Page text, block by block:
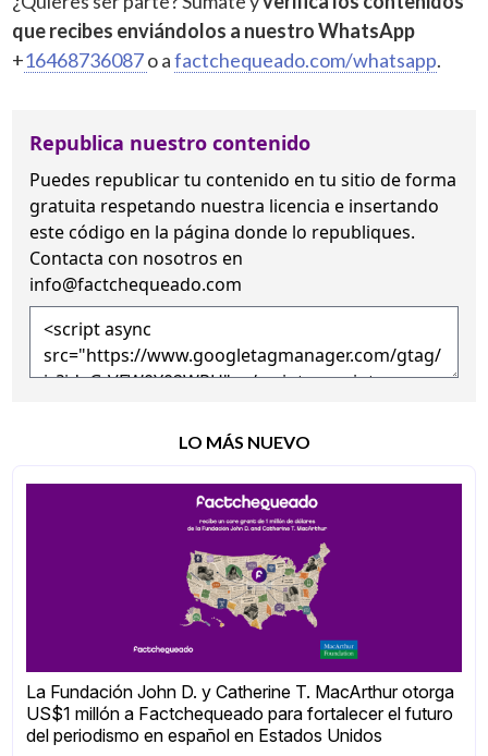
que recibes enviándolos a nuestro WhatsApp
+16468736087o afactchequeado.com/whatsapp.
Republica nuestro contenido
Puedes republicar tu contenido en tu sitio de forma
gratuita respetando nuestra licencia e insertando
este código en la página donde lo republiques.
Contacta con nosotros en
info@factchequeado.com
LO MÁS NUEVO
La Fundación John D. y Catherine T. MacArthur otorga
US$1 millón a Factchequeado para fortalecer el futuro
del periodismo en español en Estados Unidos